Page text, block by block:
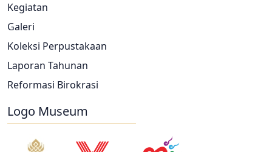
Kegiatan
Galeri
Koleksi Perpustakaan
Laporan Tahunan
Reformasi Birokrasi
Logo Museum